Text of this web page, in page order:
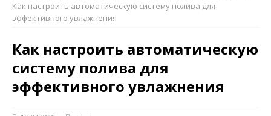
Как настроить автоматическую систему полива для
эффективного увлажнения
Как настроить автоматическую
систему полива для
эффективного увлажнения